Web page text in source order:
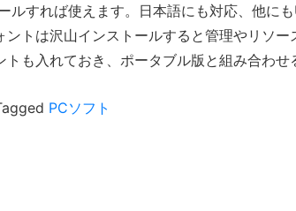
ルすれば使えます。日本語にも対応、他に
トは沢山インストールすると管理やリソー
も入れておき、ポータブル版と組み合わせ
PCソフト